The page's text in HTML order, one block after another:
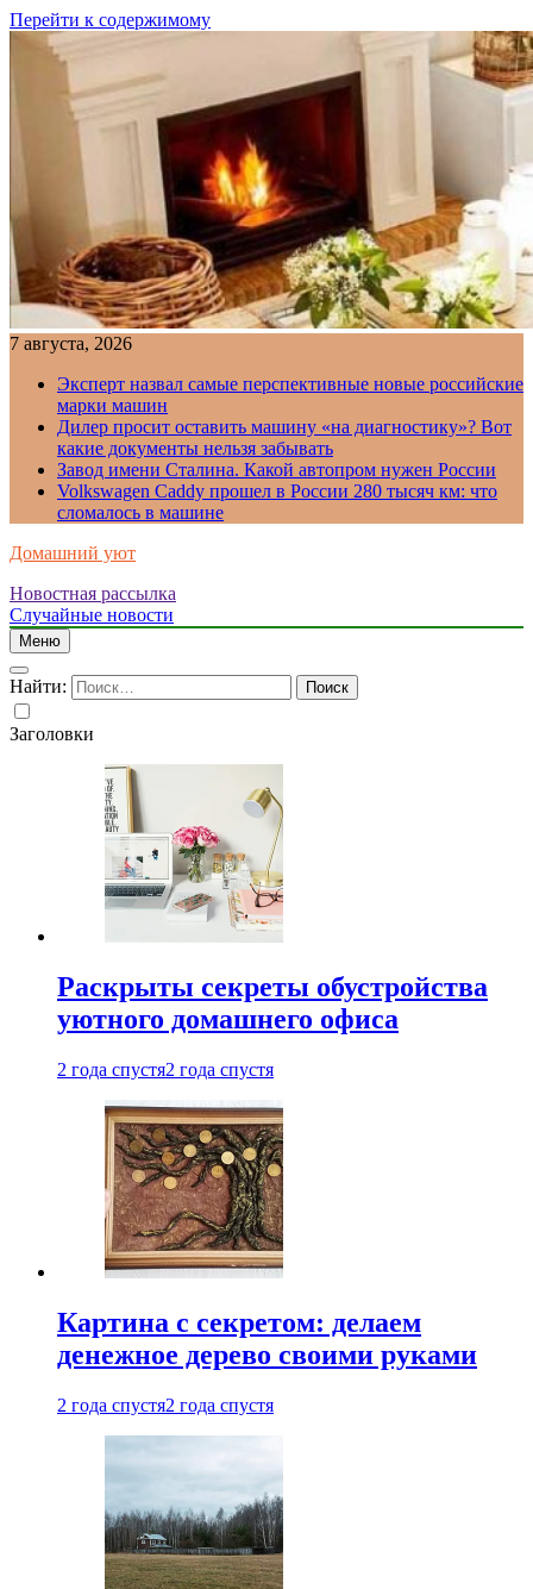
Перейти к содержимому
7 августа, 2026
Эксперт назвал самые перспективные новые российские
марки машин
Дилер просит оставить машину «на диагностику»? Вот
какие документы нельзя забывать
Завод имени Сталина. Какой автопром нужен России
Volkswagen Caddy прошел в России 280 тысяч км: что
сломалось в машине
Домашний уют
Новостная рассылка
Случайные новости
Меню
Найти:
Заголовки
Раскрыты секреты обустройства
уютного домашнего офиса
2 года спустя2 года спустя
Картина с секретом: делаем
денежное дерево своими руками
2 года спустя2 года спустя